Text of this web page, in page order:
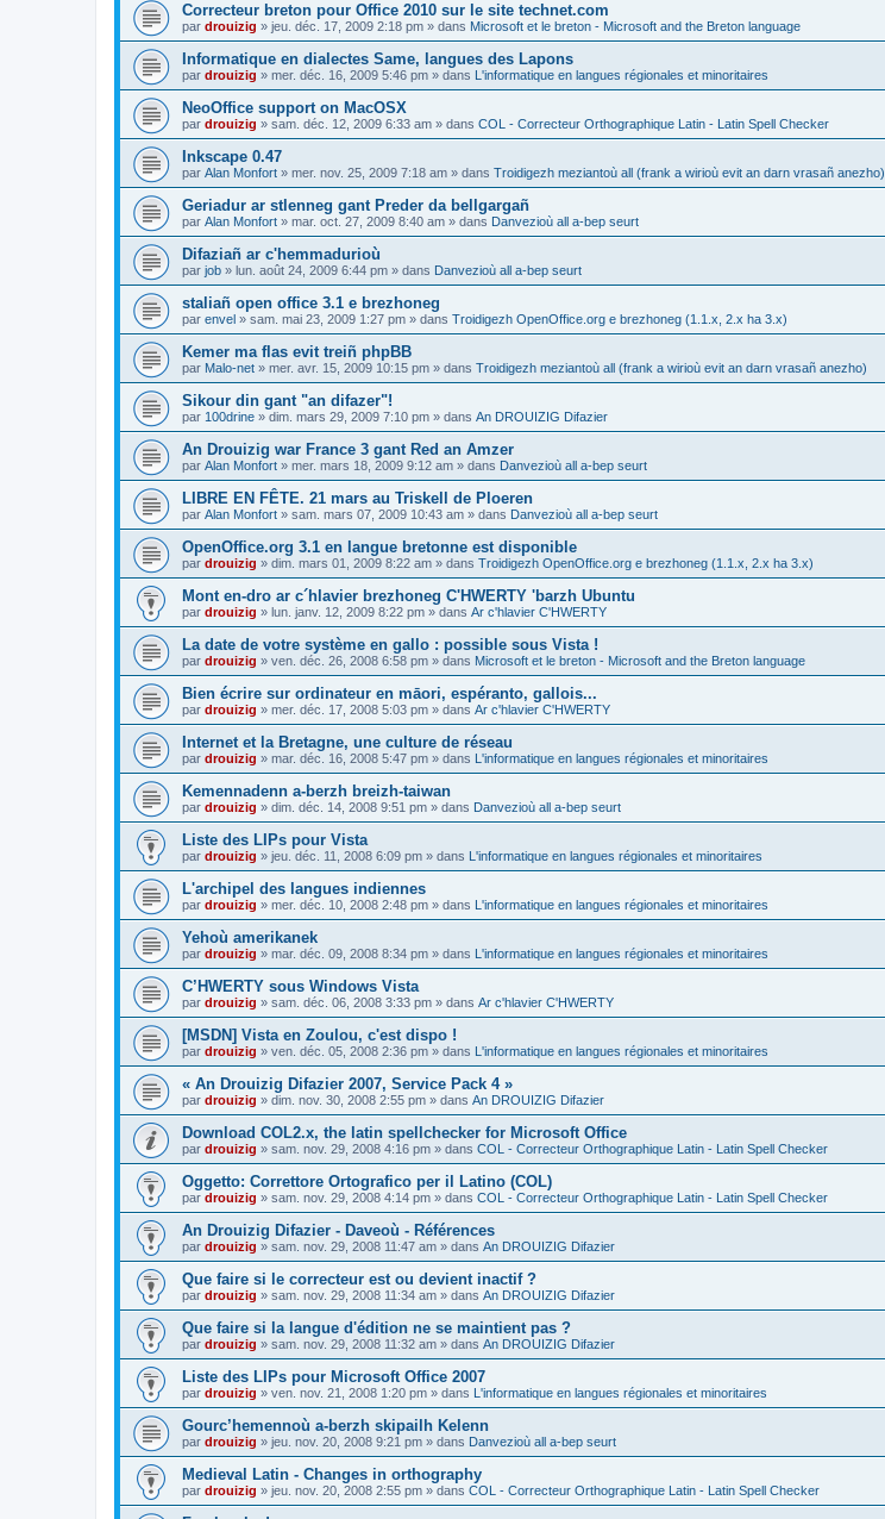
Correcteur breton pour Office 2010 sur le site technet.com
par drouizig » jeu. déc. 17, 2009 2:18 pm » dans Microsoft et le breton - Microsoft and the Breton language
Informatique en dialectes Same, langues des Lapons
par drouizig » mer. déc. 16, 2009 5:46 pm » dans L'informatique en langues régionales et minoritaires
NeoOffice support on MacOSX
par drouizig » sam. déc. 12, 2009 6:33 am » dans COL - Correcteur Orthographique Latin - Latin Spell Checker
Inkscape 0.47
par Alan Monfort » mer. nov. 25, 2009 7:18 am » dans Troidigezh meziantoù all (frank a wirioù evit an darn vrasañ anezho)
Geriadur ar stlenneg gant Preder da bellgargañ
par Alan Monfort » mar. oct. 27, 2009 8:40 am » dans Danvezioù all a-bep seurt
Difaziañ ar c'hemmadurioù
par job » lun. août 24, 2009 6:44 pm » dans Danvezioù all a-bep seurt
staliañ open office 3.1 e brezhoneg
par envel » sam. mai 23, 2009 1:27 pm » dans Troidigezh OpenOffice.org e brezhoneg (1.1.x, 2.x ha 3.x)
Kemer ma flas evit treiñ phpBB
par Malo-net » mer. avr. 15, 2009 10:15 pm » dans Troidigezh meziantoù all (frank a wirioù evit an darn vrasañ anezho)
Sikour din gant "an difazer"!
par 100drine » dim. mars 29, 2009 7:10 pm » dans An DROUIZIG Difazier
An Drouizig war France 3 gant Red an Amzer
par Alan Monfort » mer. mars 18, 2009 9:12 am » dans Danvezioù all a-bep seurt
LIBRE EN FÊTE. 21 mars au Triskell de Ploeren
par Alan Monfort » sam. mars 07, 2009 10:43 am » dans Danvezioù all a-bep seurt
OpenOffice.org 3.1 en langue bretonne est disponible
par drouizig » dim. mars 01, 2009 8:22 am » dans Troidigezh OpenOffice.org e brezhoneg (1.1.x, 2.x ha 3.x)
Mont en-dro ar c´hlavier brezhoneg C'HWERTY 'barzh Ubuntu
par drouizig » lun. janv. 12, 2009 8:22 pm » dans Ar c'hlavier C'HWERTY
La date de votre système en gallo : possible sous Vista !
par drouizig » ven. déc. 26, 2008 6:58 pm » dans Microsoft et le breton - Microsoft and the Breton language
Bien écrire sur ordinateur en māori, espéranto, gallois...
par drouizig » mer. déc. 17, 2008 5:03 pm » dans Ar c'hlavier C'HWERTY
Internet et la Bretagne, une culture de réseau
par drouizig » mar. déc. 16, 2008 5:47 pm » dans L'informatique en langues régionales et minoritaires
Kemennadenn a-berzh breizh-taiwan
par drouizig » dim. déc. 14, 2008 9:51 pm » dans Danvezioù all a-bep seurt
Liste des LIPs pour Vista
par drouizig » jeu. déc. 11, 2008 6:09 pm » dans L'informatique en langues régionales et minoritaires
L'archipel des langues indiennes
par drouizig » mer. déc. 10, 2008 2:48 pm » dans L'informatique en langues régionales et minoritaires
Yehoù amerikanek
par drouizig » mar. déc. 09, 2008 8:34 pm » dans L'informatique en langues régionales et minoritaires
C’HWERTY sous Windows Vista
par drouizig » sam. déc. 06, 2008 3:33 pm » dans Ar c'hlavier C'HWERTY
[MSDN] Vista en Zoulou, c'est dispo !
par drouizig » ven. déc. 05, 2008 2:36 pm » dans L'informatique en langues régionales et minoritaires
« An Drouizig Difazier 2007, Service Pack 4 »
par drouizig » dim. nov. 30, 2008 2:55 pm » dans An DROUIZIG Difazier
Download COL2.x, the latin spellchecker for Microsoft Office
par drouizig » sam. nov. 29, 2008 4:16 pm » dans COL - Correcteur Orthographique Latin - Latin Spell Checker
Oggetto: Correttore Ortografico per il Latino (COL)
par drouizig » sam. nov. 29, 2008 4:14 pm » dans COL - Correcteur Orthographique Latin - Latin Spell Checker
An Drouizig Difazier - Daveoù - Références
par drouizig » sam. nov. 29, 2008 11:47 am » dans An DROUIZIG Difazier
Que faire si le correcteur est ou devient inactif ?
par drouizig » sam. nov. 29, 2008 11:34 am » dans An DROUIZIG Difazier
Que faire si la langue d'édition ne se maintient pas ?
par drouizig » sam. nov. 29, 2008 11:32 am » dans An DROUIZIG Difazier
Liste des LIPs pour Microsoft Office 2007
par drouizig » ven. nov. 21, 2008 1:20 pm » dans L'informatique en langues régionales et minoritaires
Gourc’hemennoù a-berzh skipailh Kelenn
par drouizig » jeu. nov. 20, 2008 9:21 pm » dans Danvezioù all a-bep seurt
Medieval Latin - Changes in orthography
par drouizig » jeu. nov. 20, 2008 2:55 pm » dans COL - Correcteur Orthographique Latin - Latin Spell Checker